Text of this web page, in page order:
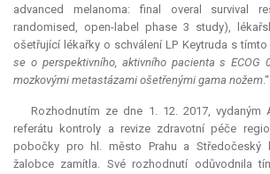
advanced melanoma: final overal survival
randomised, open-label phase 3 study),
ošetřující lékařky o schválení LP Keytruda s tímto
se o perspektivního, aktivního pacienta s ECOG
mozkovými metastázami ošetřenými gama nožem.“
Rozhodnutím ze dne 1. 12. 2017, vydaným
referátu kontroly a revize zdravotní péče
pobočky pro hl. město Prahu a Středočeský
žalobce zamítla. Své rozhodnutí odůvodnila